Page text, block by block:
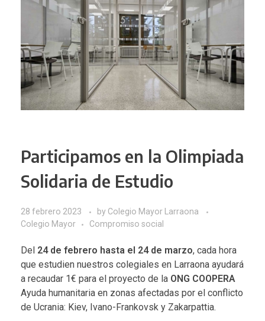
Participamos en la Olimpiada
Solidaria de Estudio
28 febrero 2023 by Colegio Mayor Larraona
Colegio Mayor
Compromiso social
Del 24 de febrero hasta el 24 de marzo, cada hora
que estudien nuestros colegiales en Larraona ayudará
a recaudar 1€ para el proyecto de la ONG COOPERA
Ayuda humanitaria en zonas afectadas por el conflicto
de Ucrania: Kiev, Ivano-Frankovsk y Zakarpattia.